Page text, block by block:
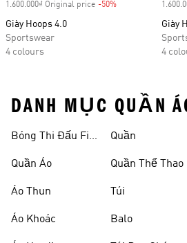
1.600.000₫ Original price -50%
Giày Hoops 4.0
Sportswear
4 colours
Giày
4
DANH MỤC QUẦN
Bóng Thi Đấu Fifa
Quần Áo
Áo Thun
Áo Khoác
Quần
Quần Thể Thao
Túi
Balo